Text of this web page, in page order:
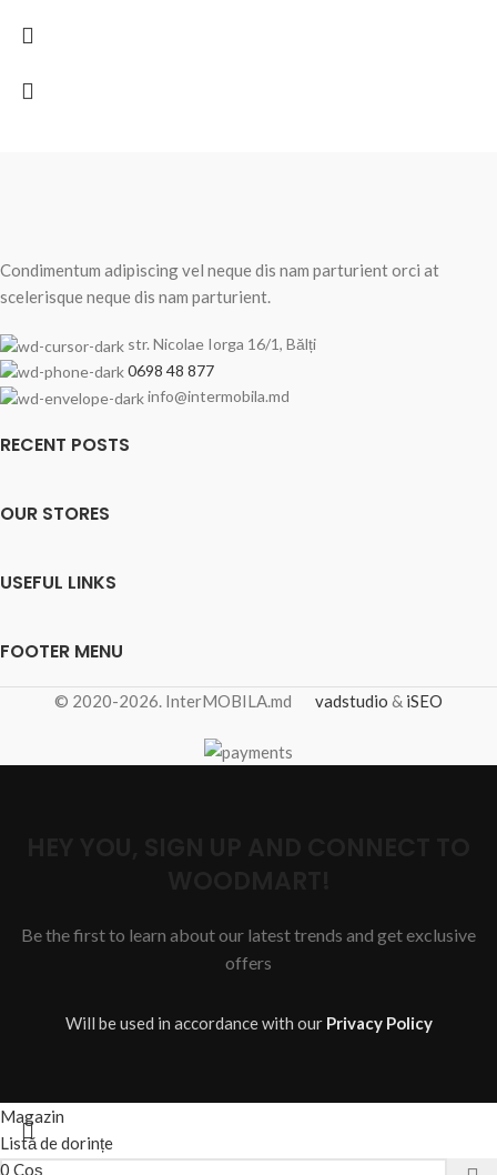
Condimentum adipiscing vel neque dis nam parturient orci at
scelerisque neque dis nam parturient.
str. Nicolae Iorga 16/1, Bălți
0698 48 877
info@intermobila.md
RECENT POSTS
OUR STORES
USEFUL LINKS
FOOTER MENU
© 2020-2026. InterMOBILA.md vadstudio & iSEO
Be the first to learn about our latest trends and get exclusive
offers
Will be used in accordance with our Privacy Policy
Magazin
Listă de dorințe
0 Coș